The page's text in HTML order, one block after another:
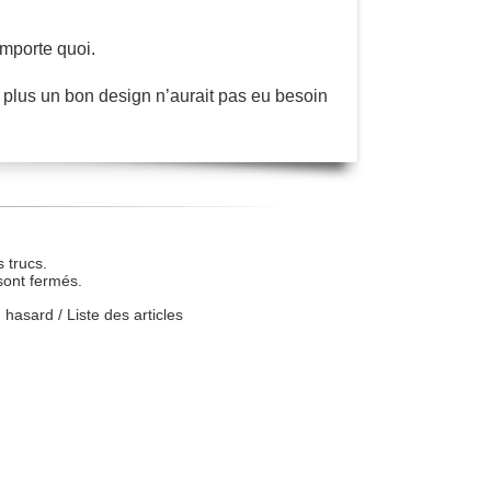
quoi.
un bon design n’aurait pas eu besoin
trucs.
fermés.
hasard / Liste des articles